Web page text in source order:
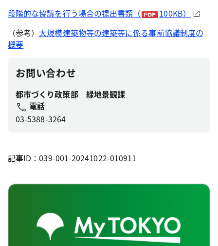
段階的な協議を行う場合の提出書類（
100KB）
（参考） 大規模建築物等の建築等に係る事前協議制度の
概要
お問い合わせ
都市づくり政策部 緑地景観課
電話
03-5388-3264
記事ID：039-001-20241022-010911